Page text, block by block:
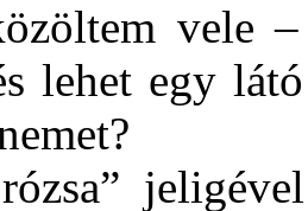
vele
lehet egy
” jeligével